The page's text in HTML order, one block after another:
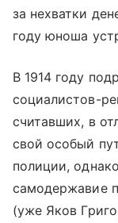
за нехватки
году юноша
В 1914 году
социалистов-
считавших, в
свой особый
полиции,
самодержавие
(уже Яков